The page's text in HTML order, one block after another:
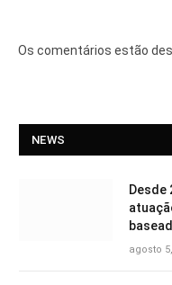
Os comentários estão
NEWS
Desde
agosto